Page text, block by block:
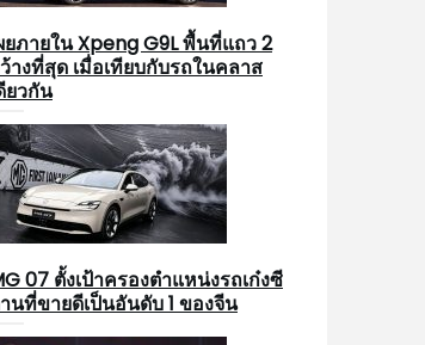
ยภายใน Xpeng G9L พื้นที่แถว 2
างที่สุด เมื่อเทียบกับรถในคลาส
ยวกัน
07 ตั้งเป้าครองตำแหน่งรถเก๋งซี
นที่ขายดีเป็นอันดับ 1 ของจีน